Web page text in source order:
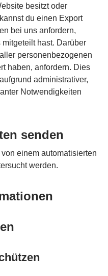
besitzt oder
du einen Export
bei uns anfordern,
hast. Darüber
personenbezogenen
haben, anfordern. Dies
administrativer,
Notwendigkeiten
senden
einem automatisierten
werden.